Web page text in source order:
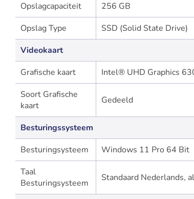
Opslagcapaciteit
256 GB
Opslag Type
SSD (Solid State Drive)
Videokaart
Grafische kaart
Intel® UHD Graphics
Soort Grafische
kaart
Gedeeld
Besturingssysteem
Besturingsysteem
Windows 11 Pro 64 Bit
Taal
Besturingsysteem
Standaard Nederlands,